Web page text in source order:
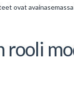
ovat
rooli